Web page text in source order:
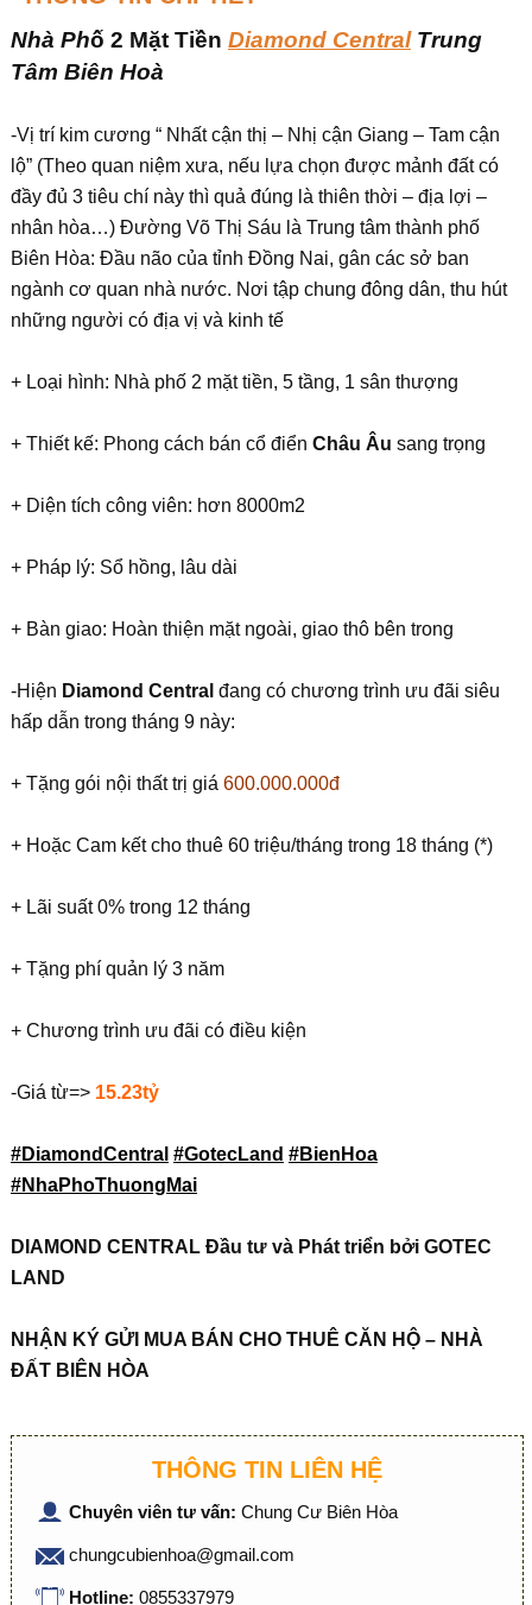
Nhà Phố 2 Mặt Tiền Diamond CentralTrung
Tâm Biên Hoà
-Vị trí kim cương “ Nhất cận thị – Nhị cận Giang – Tam cận
lộ” (Theo quan niệm xưa, nếu lựa chọn được mảnh đất có
đầy đủ 3 tiêu chí này thì quả đúng là thiên thời – địa lợi –
nhân hòa…) Đường Võ Thị Sáu là Trung tâm thành phố
Biên Hòa: Đầu não của tỉnh Đồng Nai, gân các sở ban
ngành cơ quan nhà nước. Nơi tập chung đông dân, thu hút
những người có địa vị và kinh tế
+ Loại hình: Nhà phố 2 mặt tiền, 5 tầng, 1 sân thượng
+ Thiết kế: Phong cách bán cổ điển Châu Âu sang trọng
+ Diện tích công viên: hơn 8000m2
+ Pháp lý: Sổ hồng, lâu dài
+ Bàn giao: Hoàn thiện mặt ngoài, giao thô bên trong
-Hiện Diamond Central đang có chương trình ưu đãi siêu
hấp dẫn trong tháng 9 này:
+ Tặng gói nội thất trị giá 600.000.000đ
+ Hoặc Cam kết cho thuê 60 triệu/tháng trong 18 tháng (*)
+ Lãi suất 0% trong 12 tháng
+ Tặng phí quản lý 3 năm
+ Chương trình ưu đãi có điều kiện
-Giá từ=> 15.23tỷ
#DiamondCentral #GotecLand #BienHoa
#NhaPhoThuongMai
DIAMOND CENTRAL Đầu tư và Phát triển bởi GOTEC
LAND
NHẬN KÝ GỬI MUA BÁN CHO THUÊ CĂN HỘ – NHÀ
ĐẤT BIÊN HÒA
THÔNG TIN LIÊN HỆ
Chuyên viên tư vấn: Chung Cư Biên Hòa
chungcubienhoa@gmail.com
Hotline: 0855337979